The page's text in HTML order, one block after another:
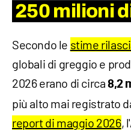
250 milioni
Secondo le stime
globali di greggio e
2026 erano di circa8,2
più alto mai registrato
report di maggio 2026,